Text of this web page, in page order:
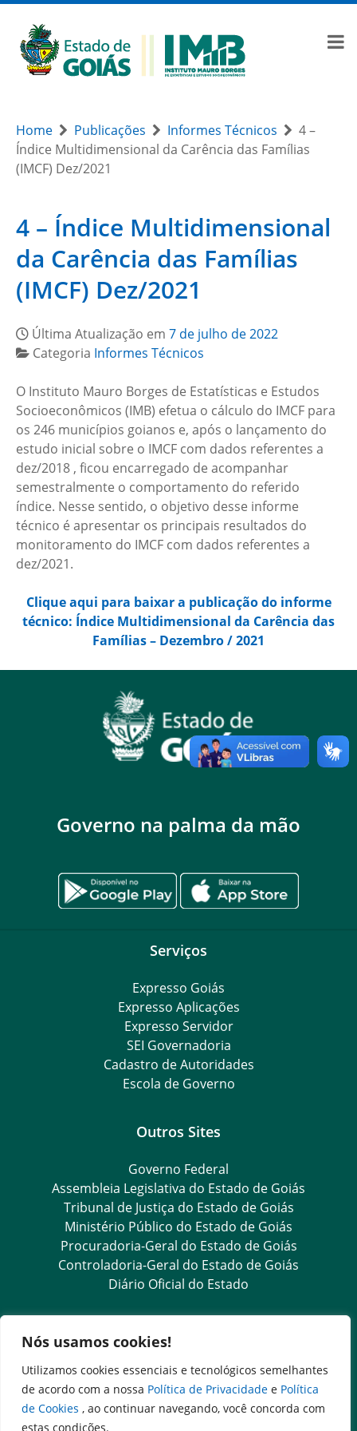
Nós usamos cookies!
Utilizamos cookies essenciais e tecnológicos semelhantes
de acordo com a nossa Política de Privacidade e Política
de Cookies , ao continuar navegando, você concorda com
estas condições.
Home Publicações Informes Técnicos
4 –
Índice Multidimensional da Carência das Famílias
(IMCF) Dez/2021
4 – Índice Multidimensional
da Carência das Famílias
(IMCF) Dez/2021
Última Atualização em 7 de julho de 2022
Categoria Informes Técnicos
O Instituto Mauro Borges de Estatísticas e Estudos
Socioeconômicos (IMB) efetua o cálculo do IMCF para
os 246 municípios goianos e, após o lançamento do
estudo inicial sobre o IMCF com dados referentes a
dez/2018 , ficou encarregado de acompanhar
semestralmente o comportamento do referido
índice. Nesse sentido, o objetivo desse informe
técnico é apresentar os principais resultados do
monitoramento do IMCF com dados referentes a
dez/2021.
Clique aqui para baixar a publicação do informe
técnico: Índice Multidimensional da Carência das
Famílias – Dezembro / 2021
Governo na palma da mão
Serviços
Expresso Goiás
Expresso Aplicações
Expresso Servidor
SEI Governadoria
Cadastro de Autoridades
Escola de Governo
Outros Sites
Governo Federal
Assembleia Legislativa do Estado de Goiás
Tribunal de Justiça do Estado de Goiás
Ministério Público do Estado de Goiás
Procuradoria-Geral do Estado de Goiás
Controladoria-Geral do Estado de Goiás
Diário Oficial do Estado
Transparência e Ouvidoria
LGPD
Goiás Transparência
Dados Abertos Goiás
e-SIC – Serviço Eletrônico de Informação ao Cidadão